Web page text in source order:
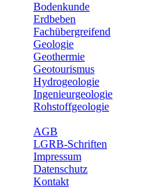
Bodenkunde
Erdbeben
Fachübergreifend
Geologie
Geothermie
Geotourismus
Hydrogeologie
Ingenieurgeologie
Rohstoffgeologie
AGB
LGRB-Schriften
Impressum
Datenschutz
Kontakt